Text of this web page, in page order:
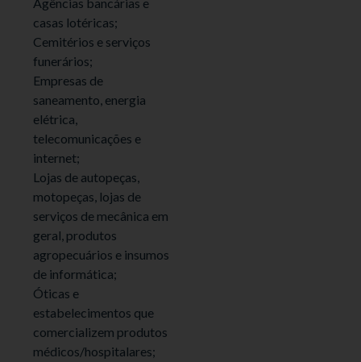
casas lotéricas;
Cemitérios e serviços
funerários;
Empresas de
saneamento, energia
elétrica,
telecomunicações e
internet;
Lojas de autopeças,
motopeças, lojas de
serviços de mecânica em
geral, produtos
agropecuários e insumos
de informática;
Óticas e
estabelecimentos que
comercializem produtos
médicos/hospitalares;